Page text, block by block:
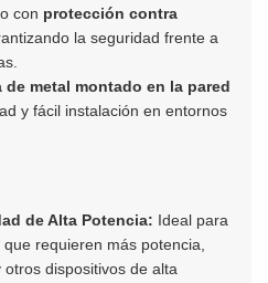
con protección contra
la seguridad frente a
de metal montado en la pared
y fácil instalación en entornos
de Alta Potencia: Ideal para
requieren más potencia,
dispositivos de alta